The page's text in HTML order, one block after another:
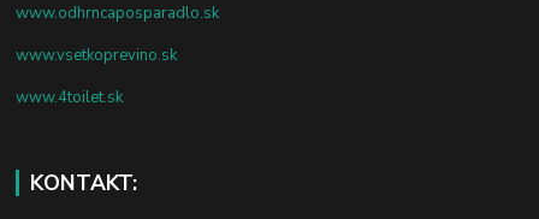
www.odhrncaposparadlo.sk
www.vsetkoprevino.sk
www.4toilet.sk
KONTAKT: